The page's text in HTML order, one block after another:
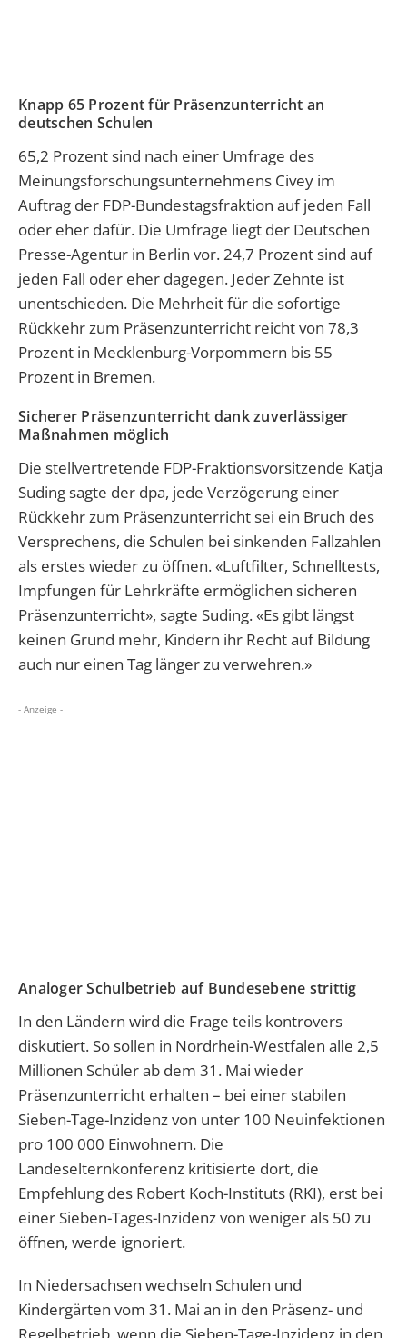
Knapp 65 Prozent für Präsenzunterricht an
deutschen Schulen
65,2 Prozent sind nach einer Umfrage des
Meinungsforschungsunternehmens Civey im
Auftrag der FDP-Bundestagsfraktion auf jeden Fall
oder eher dafür. Die Umfrage liegt der Deutschen
Presse-Agentur in Berlin vor. 24,7 Prozent sind auf
jeden Fall oder eher dagegen. Jeder Zehnte ist
unentschieden. Die Mehrheit für die sofortige
Rückkehr zum Präsenzunterricht reicht von 78,3
Prozent in Mecklenburg-Vorpommern bis 55
Prozent in Bremen.
Sicherer Präsenzunterricht dank zuverlässiger
Maßnahmen möglich
Die stellvertretende FDP-Fraktionsvorsitzende Katja
Suding sagte der dpa, jede Verzögerung einer
Rückkehr zum Präsenzunterricht sei ein Bruch des
Versprechens, die Schulen bei sinkenden Fallzahlen
als erstes wieder zu öffnen. «Luftfilter, Schnelltests,
Impfungen für Lehrkräfte ermöglichen sicheren
Präsenzunterricht», sagte Suding. «Es gibt längst
keinen Grund mehr, Kindern ihr Recht auf Bildung
auch nur einen Tag länger zu verwehren.»
- Anzeige -
Analoger Schulbetrieb auf Bundesebene strittig
In den Ländern wird die Frage teils kontrovers
diskutiert. So sollen in Nordrhein-Westfalen alle 2,5
Millionen Schüler ab dem 31. Mai wieder
Präsenzunterricht erhalten – bei einer stabilen
Sieben-Tage-Inzidenz von unter 100 Neuinfektionen
pro 100 000 Einwohnern. Die
Landeselternkonferenz kritisierte dort, die
Empfehlung des Robert Koch-Instituts (RKI), erst bei
einer Sieben-Tages-Inzidenz von weniger als 50 zu
öffnen, werde ignoriert.
In Niedersachsen wechseln Schulen und
Kindergärten vom 31. Mai an in den Präsenz- und
Regelbetrieb, wenn die Sieben-Tage-Inzidenz in den